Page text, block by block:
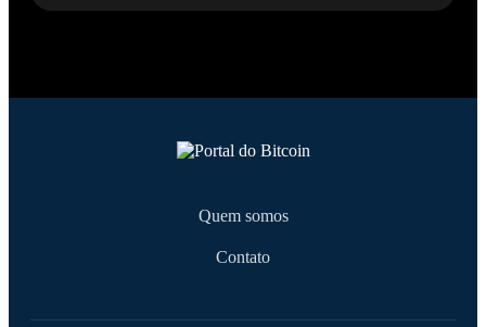
Quem somos
Contato